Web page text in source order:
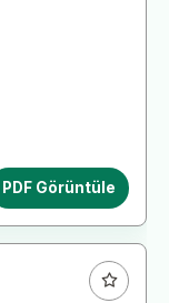
PDF Görüntüle